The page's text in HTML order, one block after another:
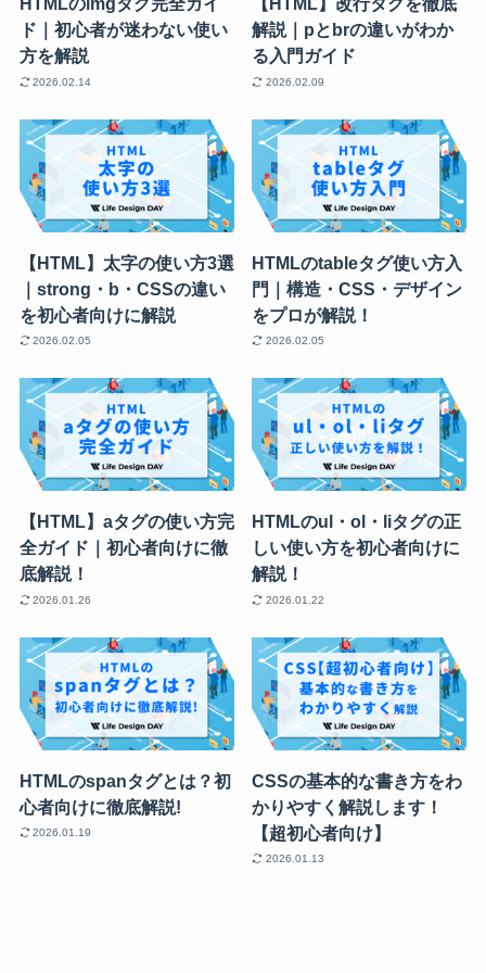
ド｜初心者が迷わない使い
方を解説
2026.02.14
解説｜pとbrの違いがわか
る入門ガイド
2026.02.09
【HTML】太字の使い方3選
｜strong・b・CSSの違い
を初心者向けに解説
2026.02.05
HTMLのtableタグ使い方入
門｜構造・CSS・デザイン
をプロが解説！
2026.02.05
【HTML】aタグの使い方完
全ガイド｜初心者向けに徹
底解説！
2026.01.26
HTMLのul・ol・liタグの正
しい使い方を初心者向けに
解説！
2026.01.22
HTMLのspanタグとは？初
心者向けに徹底解説!
2026.01.19
CSSの基本的な書き方をわ
かりやすく解説します！
【超初心者向け】
2026.01.13